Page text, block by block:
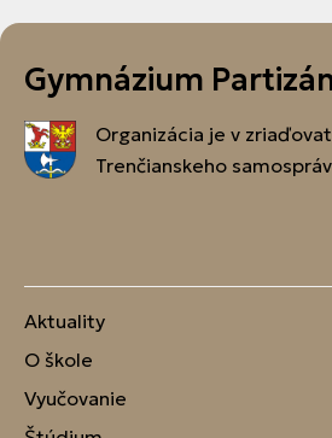
Gymnázium
Organizácia je v
Trenčianskeho
Aktuality
O škole
Vyučovanie